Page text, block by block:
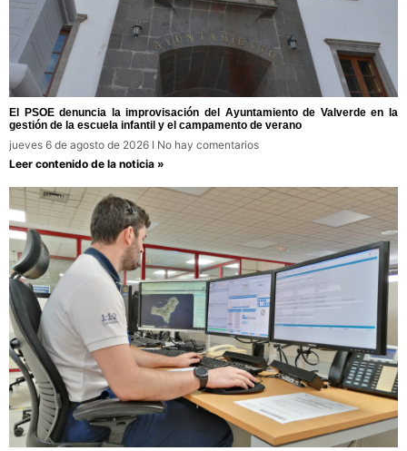
El PSOE denuncia la improvisación del Ayuntamiento de Valverde en la
gestión de la escuela infantil y el campamento de verano
jueves 6 de agosto de 2026
No hay comentarios
Leer contenido de la noticia »